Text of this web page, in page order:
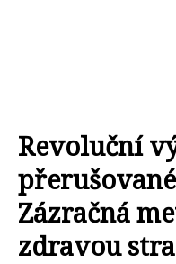
Revoluční
Zázračná
zdravou